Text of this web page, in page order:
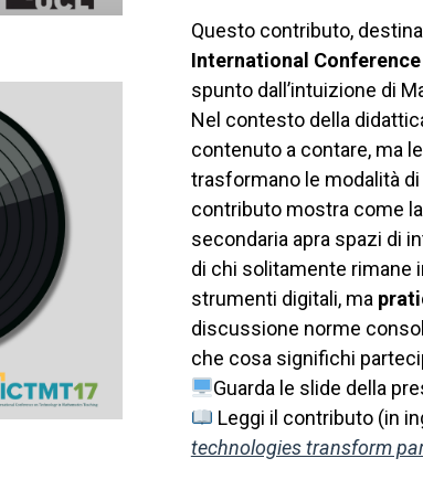
Questo contributo,
International
spunto dall’intuizione di
Nel contesto della
contenuto a contare, ma
trasformano le modalità
contributo mostra come
secondaria apra spazi di
di chi solitamente rimane
strumenti digitali, ma
discussione norme
che cosa significhi
Guarda le slide della
Leggi il contributo (in
technologies transform